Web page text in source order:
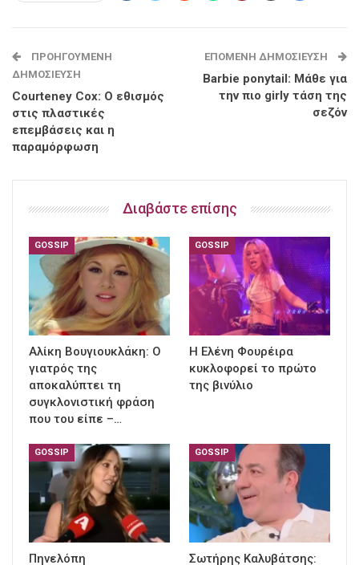
ΠΡΟΗΓΟΎΜΕΝΗ
ΔΗΜΟΣΊΕΥΣΗ
Courteney Cox: Ο εθισμός
στις πλαστικές
επεμβάσεις και η
παραμόρφωση
ΕΠΌΜΕΝΗ ΔΗΜΟΣΊΕΥΣΗ
Barbie ponytail: Μάθε για
την πιο girly τάση της
σεζόν
Διαβάστε επίσης
GOSSIP
Αλίκη Βουγιουκλάκη: Ο
γιατρός της
αποκαλύπτει τη
συγκλονιστική φράση
που του είπε –…
GOSSIP
Η Ελένη Φουρέιρα
κυκλοφορεί το πρώτο
της βινύλιο
GOSSIP
Πηνελόπη
GOSSIP
Σωτήρης Καλυβάτσης: